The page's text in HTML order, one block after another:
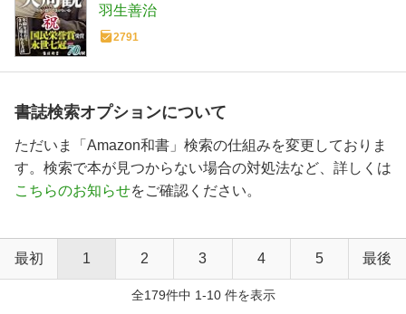
羽生善治
2791
書誌検索オプションについて
ただいま「Amazon和書」検索の仕組みを変更しておりま
す。検索で本が見つからない場合の対処法など、詳しくは
こちらのお知らせをご確認ください。
最初 1 2 3 4 5 最後
全179件中 1-10 件を表示